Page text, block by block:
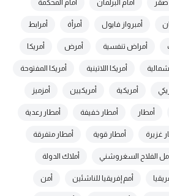
صقر أمام البرلمان أمام المحكمة
أمبرواز فايول أمرأة أمرابط
أمراض تنفسية أمرض أمريكا
أمريكا اللاتينية أمريكا المفتوحة
أمريكية أمريكيين أمزميز
أمطار أمطار خفيفة أمطار رعدية
غزيرة أمطار قوية أمطار متفرقة
أمل الفلاح السغروشني أملاك الدولة
أمم إفريقيا للناشئين أمن